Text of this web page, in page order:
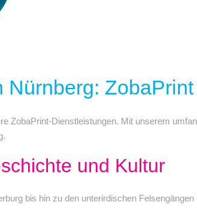
Nürnberg: ZobaPrint
ZobaPrint-Dienstleistungen. Mit unserem
und Kultur
bis hin zu den unterirdischen Felsengängen